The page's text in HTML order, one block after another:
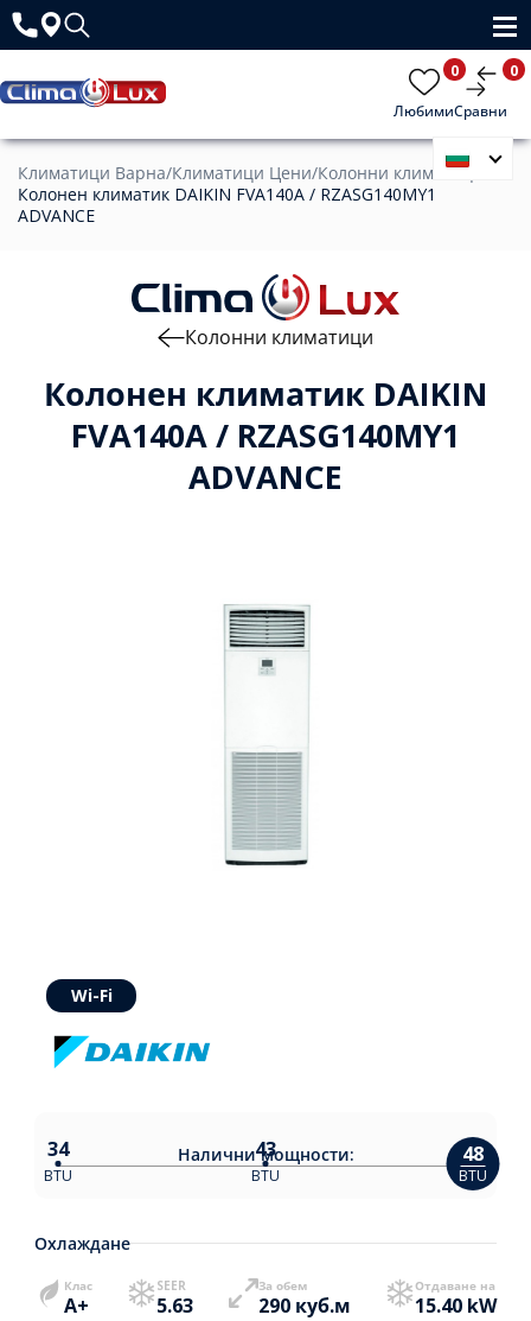
Любими
0
Сравни
0
Климатици Варна/Климатици Цени/Колонни климатици
Колонен климатик DAIKIN FVA140A / RZASG140MY1
ADVANCE
Колонен климатик DAIKIN
FVA140A / RZASG140MY1
ADVANCE
Колонни климатици
Wi-Fi
Наличнимощности:
34
BTU
43
BTU
48
BTU
Охлаждане
Клас
A+
SEER
5.63
За обем
290 куб.м
Отдаване на
15.40 kW